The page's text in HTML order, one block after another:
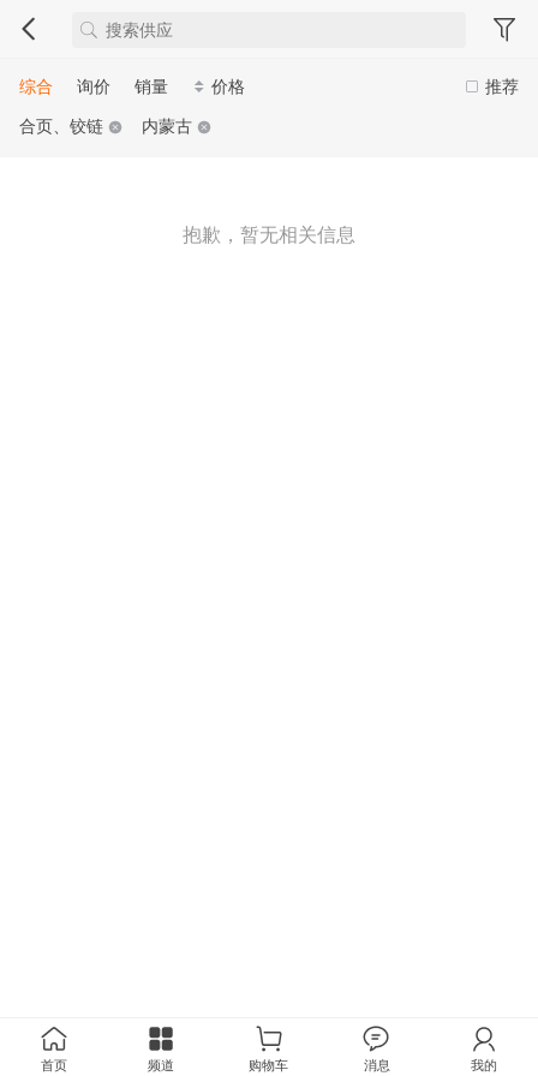
推荐
综合 询价 销量
价格
合页、铰链
内蒙古
抱歉，暂无相关信息
首页 频道 购物车 消息 我的